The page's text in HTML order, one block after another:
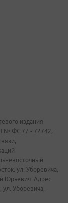
издания
№ ФС 77 - 72742,
ул. Уборевича,
Юрьевич. Адрес
ул. Уборевича,